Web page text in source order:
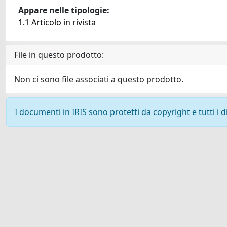
Appare nelle tipologie:
1.1 Articolo in rivista
File in questo prodotto:
Non ci sono file associati a questo prodotto.
I documenti in IRIS sono protetti da copyright e tutti i